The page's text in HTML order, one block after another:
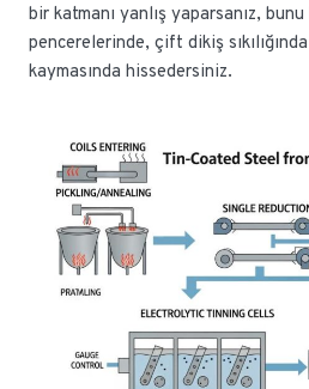
bir katmanı yanlış yaparsanız, bunu
pencerelerinde, çift dikiş
kaymasında hissedersiniz.